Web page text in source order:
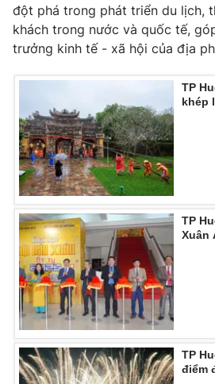
Tổng đài VTV:024.38 355 931 -
Ðiện thoại Thời báo VTV:024.66 897
toasoan@vtv.vn
Liên hệ quảng cáo:
024-7300.7108
® Cấm sao chép dưới mọi hình thức
thuận bằng văn bản. Ghi rõ nguồn
thông tin từ website này.
đột phá trong phát triển du lịch,
khách trong nước và quốc tế,
trưởng kinh tế - xã hội của địa
TP
khép
TP
Xuân
TP
điểm